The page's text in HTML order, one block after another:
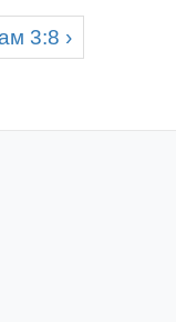
3:8 ›